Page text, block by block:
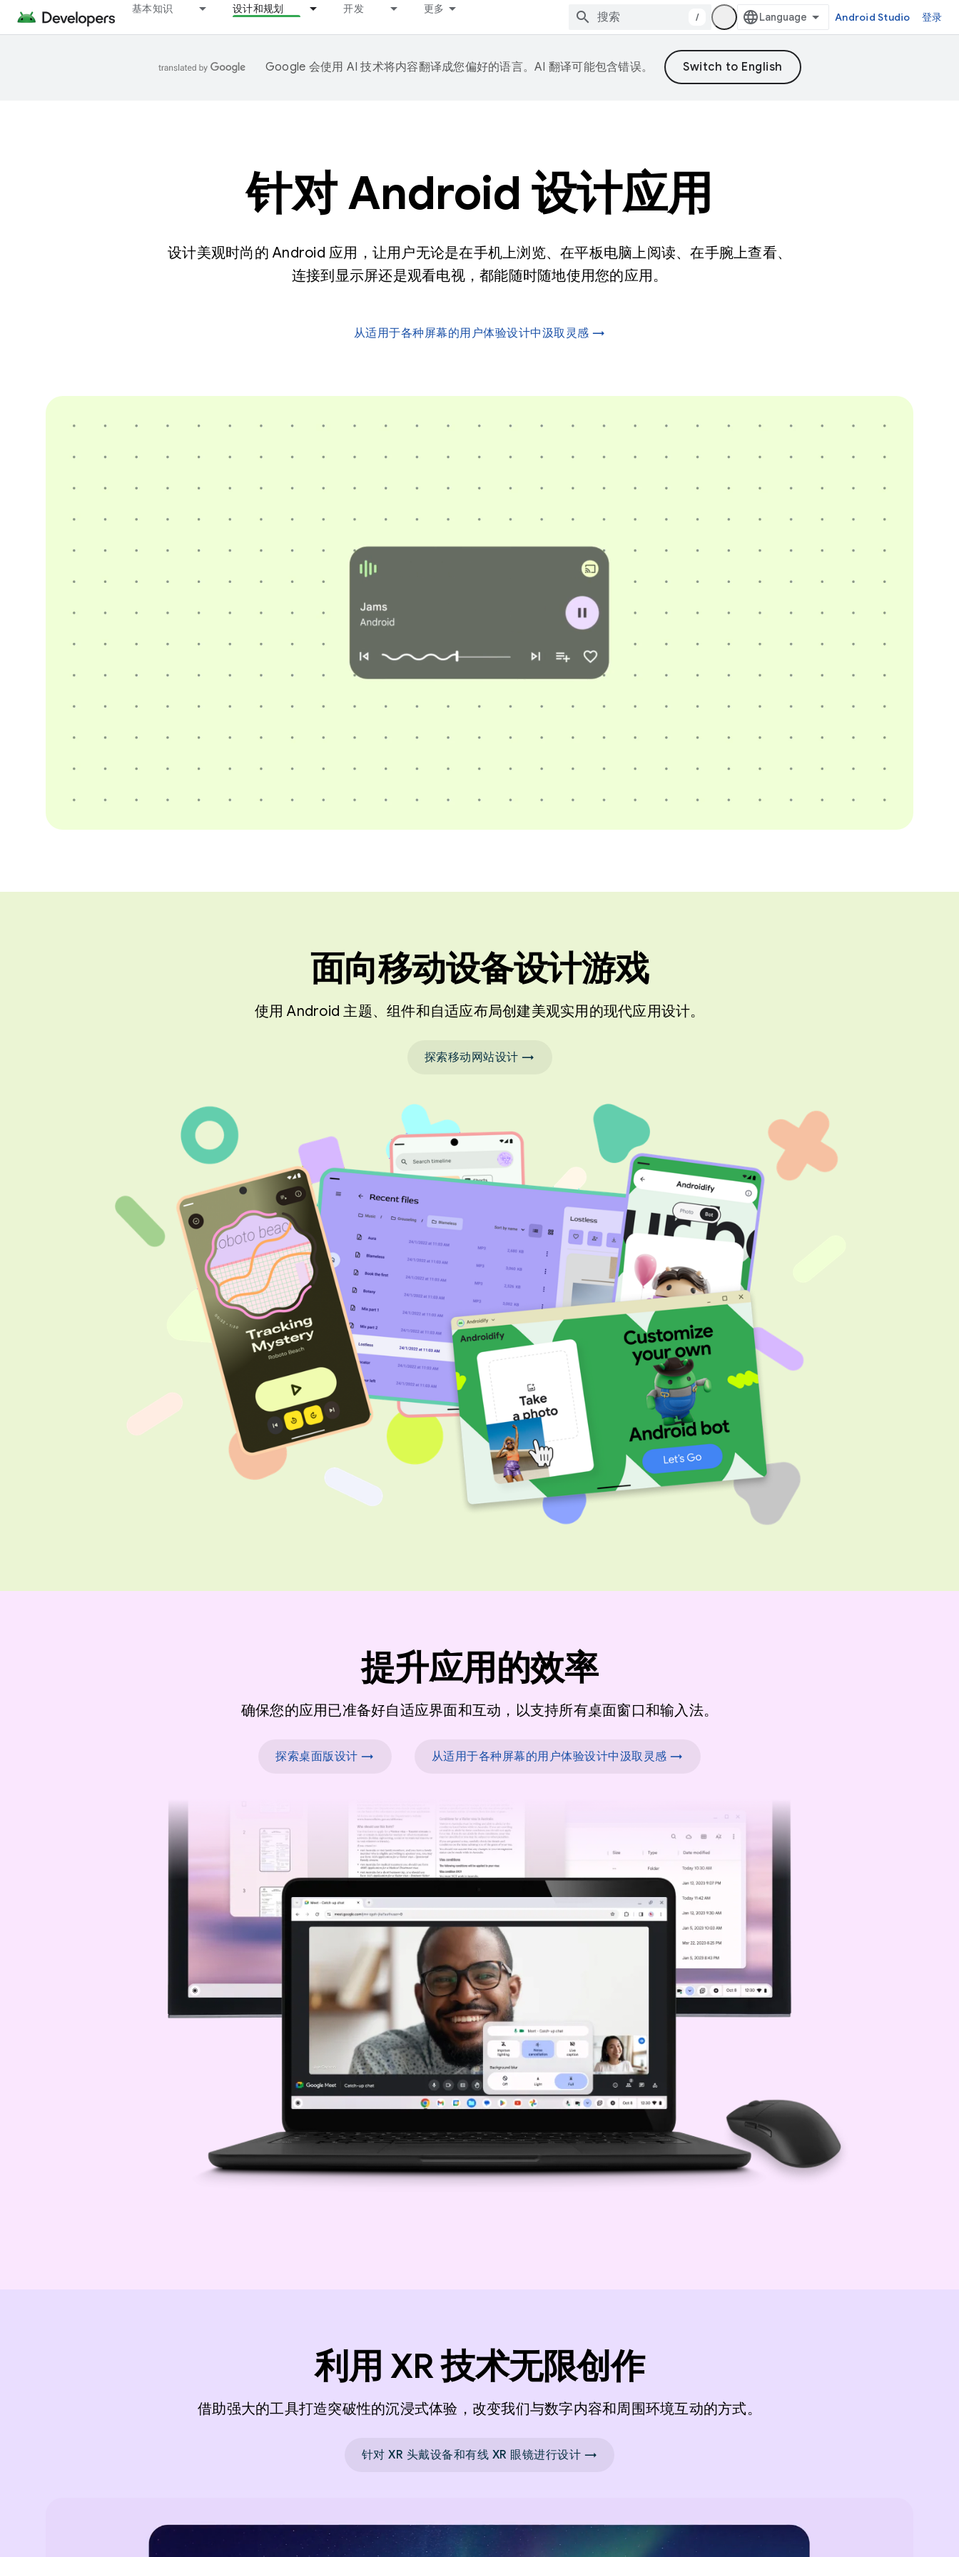
基本知识 设计和规划 开发 更多
/ Android Studio 登录
Google 会使用 AI 技术将内容翻译成您偏好的语言。AI 翻译可能包含错误。
针对 Android 设计应用
设计美观时尚的 Android 应用，让用户无论是在手机上浏览、在平板电脑上阅读、在手腕上查看、
连接到显示屏还是观看电视，都能随时随地使用您的应用。
从适用于各种屏幕的用户体验设计中汲取灵感 →
面向移动设备设计游戏
使用 Android 主题、组件和自适应布局创建美观实用的现代应用设计。
探索移动网站设计 →
提升应用的效率
确保您的应用已准备好自适应界面和互动，以支持所有桌面窗口和输入法。
探索桌面版设计 → 从适用于各种屏幕的用户体验设计中汲取灵感 →
利用 XR 技术无限创作
借助强大的工具打造突破性的沉浸式体验，改变我们与数字内容和周围环境互动的方式。
针对 XR 头戴设备和有线 XR 眼镜进行设计 →